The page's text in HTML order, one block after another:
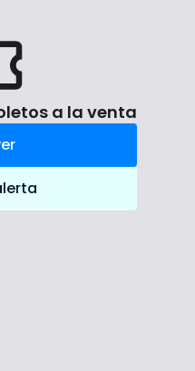
a la venta